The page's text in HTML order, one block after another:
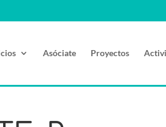
Asóciate Proyectos